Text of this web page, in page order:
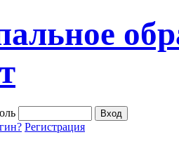
Регистрация